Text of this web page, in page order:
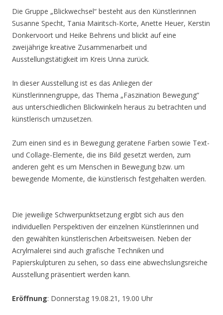
Die Gruppe „Blickwechsel“ besteht aus den Künstlerinnen
Susanne Specht, Tania Mairitsch-Korte, Anette Heuer, Kerstin
Donkervoort und Heike Behrens und blickt auf eine
zweijährige kreative Zusammenarbeit und
Ausstellungstätigkeit im Kreis Unna zurück.
In dieser Ausstellung ist es das Anliegen der
Künstlerinnengruppe, das Thema „Faszination Bewegung“
aus unterschiedlichen Blickwinkeln heraus zu betrachten und
künstlerisch umzusetzen.
Zum einen sind es in Bewegung geratene Farben sowie Text-
und Collage-Elemente, die ins Bild gesetzt werden, zum
anderen geht es um Menschen in Bewegung bzw. um
bewegende Momente, die künstlerisch festgehalten werden.
Die jeweilige Schwerpunktsetzung ergibt sich aus den
individuellen Perspektiven der einzelnen Künstlerinnen und
den gewählten künstlerischen Arbeitsweisen. Neben der
Acrylmalerei sind auch grafische Techniken und
Papierskulpturen zu sehen, so dass eine abwechslungsreiche
Ausstellung präsentiert werden kann.
Eröffnung: Donnerstag 19.08.21, 19.00 Uhr